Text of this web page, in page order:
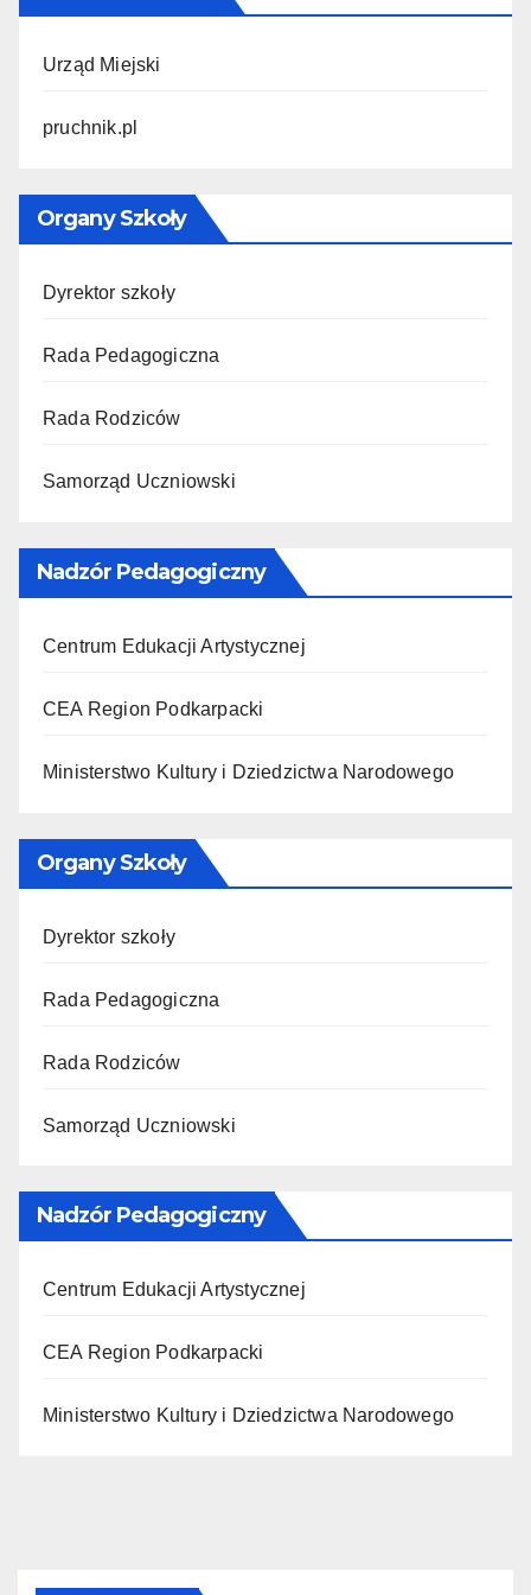
Urząd Miejski
pruchnik.pl
Organy Szkoły
Dyrektor szkoły
Rada Pedagogiczna
Rada Rodziców
Samorząd Uczniowski
Nadzór Pedagogiczny
Centrum Edukacji Artystycznej
CEA Region Podkarpacki
Ministerstwo Kultury i Dziedzictwa Narodowego
Organy Szkoły
Dyrektor szkoły
Rada Pedagogiczna
Rada Rodziców
Samorząd Uczniowski
Nadzór Pedagogiczny
Centrum Edukacji Artystycznej
CEA Region Podkarpacki
Ministerstwo Kultury i Dziedzictwa Narodowego